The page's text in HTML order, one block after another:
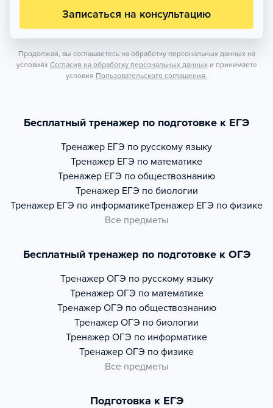
Записаться на консультацию
Продолжая, вы соглашаетесь на обработку персональных данных на
условиях Согласия на обработку персональных данных и принимаете
условия Пользовательского соглашения.
Бесплатный тренажер по подготовке к ЕГЭ
Тренажер ЕГЭ по русскому языку
Тренажер ЕГЭ по математике
Тренажер ЕГЭ по обществознанию
Тренажер ЕГЭ по биологии
Тренажер ЕГЭ по информатикеТренажер ЕГЭ по физике
Все предметы
Бесплатный тренажер по подготовке к ОГЭ
Тренажер ОГЭ по русскому языку
Тренажер ОГЭ по математике
Тренажер ОГЭ по обществознанию
Тренажер ОГЭ по биологии
Тренажер ОГЭ по информатике
Тренажер ОГЭ по физике
Все предметы
Подготовка к ЕГЭ